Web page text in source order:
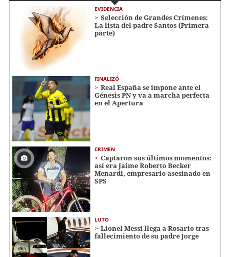
EVIDENCIA
Selección de Grandes Crímenes:
La lista del padre Santos (Primera
parte)
FINALIZÓ
Real España se impone ante el
Génesis PN y va a marcha perfecta
en el Apertura
CRIMEN
Captaron sus últimos momentos:
así era Jaime Roberto Becker
Menardi​​​, empresario asesinado en
SPS
LUTO
Lionel Messi llega a Rosario tras
fallecimiento de su padre Jorge